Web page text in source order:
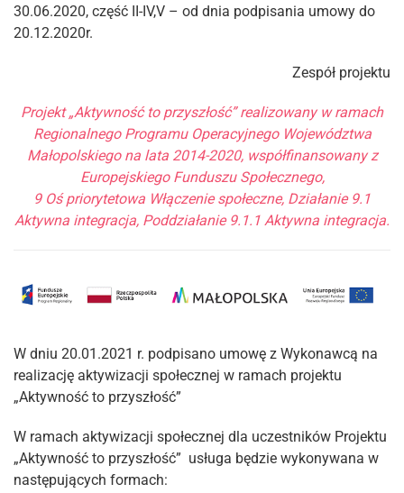
30.06.2020, część II-IV,V – od dnia podpisania umowy do
20.12.2020r.
Zespół projektu
Projekt „Aktywność to przyszłość” realizowany w ramach
Regionalnego Programu Operacyjnego Województwa
Małopolskiego na lata 2014-2020, współfinansowany z
Europejskiego Funduszu Społecznego,
9 Oś priorytetowa Włączenie społeczne, Działanie 9.1
Aktywna integracja, Poddziałanie 9.1.1 Aktywna integracja.
W dniu 20.01.2021 r. podpisano umowę z Wykonawcą na
realizację aktywizacji społecznej w ramach projektu
„Aktywność to przyszłość”
W ramach aktywizacji społecznej dla uczestników Projektu
„Aktywność to przyszłość” usługa będzie wykonywana w
następujących formach: